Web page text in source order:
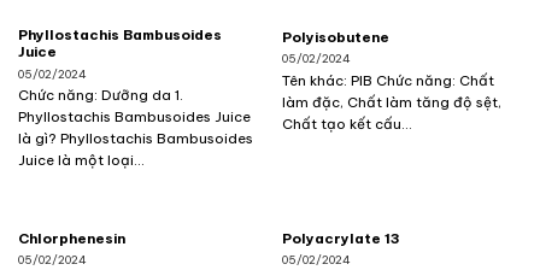
Phyllostachis Bambusoides
Juice
05/02/2024
Chức năng: Dưỡng da 1.
Phyllostachis Bambusoides Juice
là gì? Phyllostachis Bambusoides
Juice là một loại...
Polyisobutene
05/02/2024
Tên khác: PIB Chức năng: Chất
làm đặc, Chất làm tăng độ sệt,
Chất tạo kết cấu...
Chlorphenesin
05/02/2024
Polyacrylate 13
05/02/2024